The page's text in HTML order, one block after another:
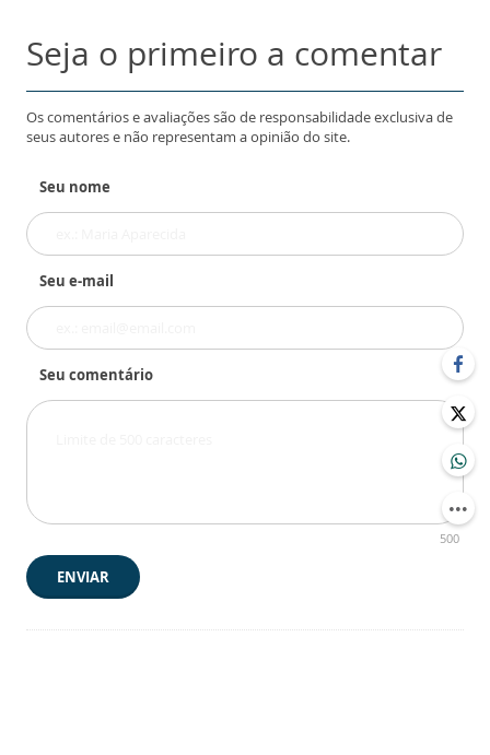
Seja o primeiro a comentar
Os comentários e avaliações são de responsabilidade exclusiva de
seus autores e não representam a opinião do site.
Seu nome
Seu e-mail
Seu comentário
500
ENVIAR